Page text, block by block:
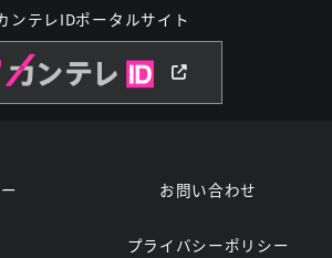
ンテレIDポータルサイト
お問い合わせ
プライバシーポリシー